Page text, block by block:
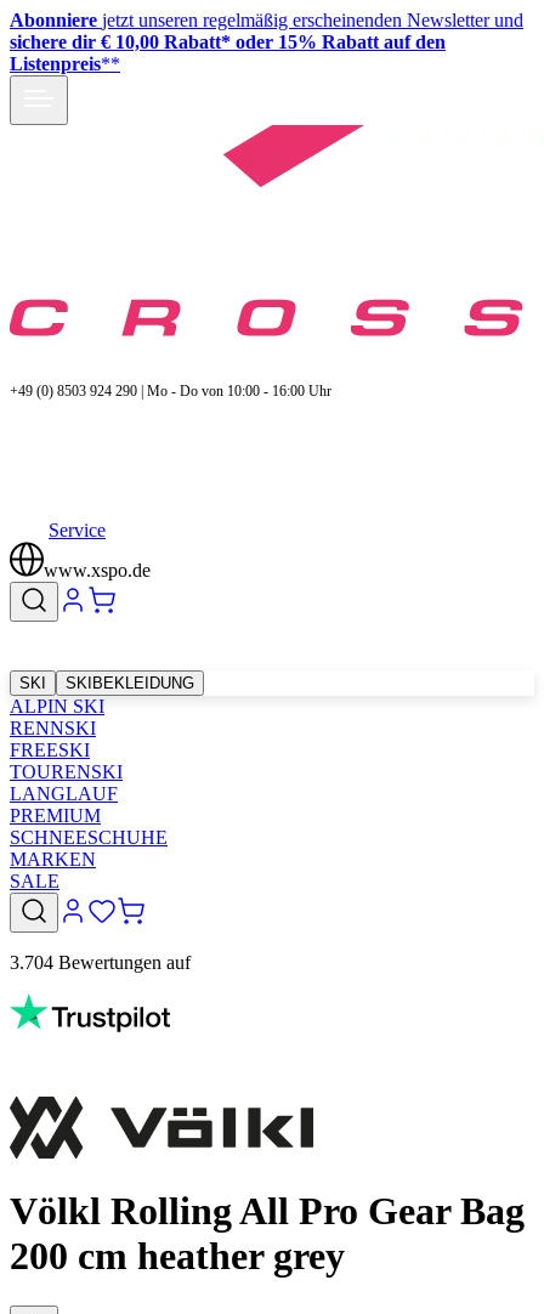
Abonniere jetzt unseren regelmäßig erscheinenden Newsletter und
sichere dir € 10,00 Rabatt* oder 15% Rabatt auf den
Listenpreis**
+49 (0) 8503 924 290 | Mo - Do von 10:00 - 16:00 Uhr
Service
www.xspo.de
SKI SKIBEKLEIDUNG
ALPIN SKI
RENNSKI
FREESKI
TOURENSKI
LANGLAUF
PREMIUM
SCHNEESCHUHE
MARKEN
SALE
3.704 Bewertungen auf
Völkl Rolling All Pro Gear Bag
200 cm heather grey